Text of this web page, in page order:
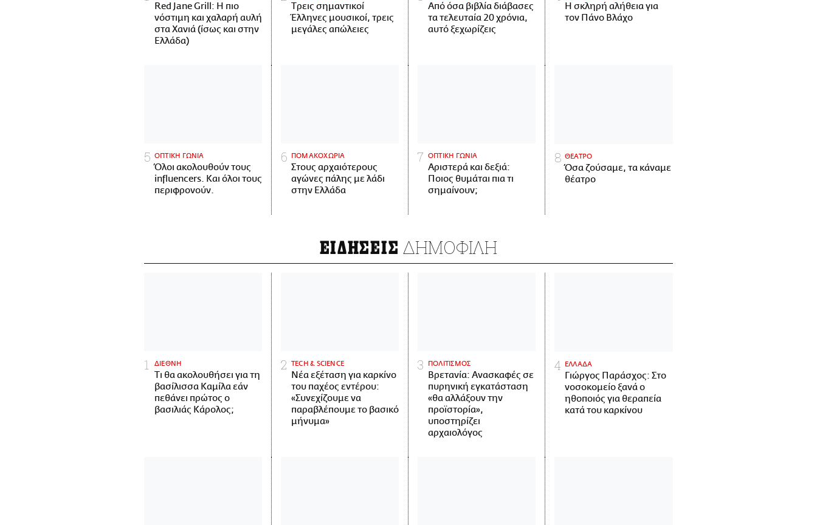
Red Jane Grill: Η πιο
νόστιμη και χαλαρή αυλή
στα Χανιά (ίσως και στην
Ελλάδα)
Tρεις σημαντικοί
Έλληνες μουσικοί, τρεις
μεγάλες απώλειες
Από όσα βιβλία διάβασες
τα τελευταία 20 χρόνια,
αυτό ξεχωρίζεις
H σκληρή αλήθεια για
τον Πάνο Βλάχο
ΟΠΤΙΚΗ ΓΩΝΙΑ
Όλοι ακολουθούν τους
influencers. Και όλοι τους
περιφρονούν.
ΠΟΜΑΚΟΧΩΡΙΑ
Στους αρχαιότερους
αγώνες πάλης με λάδι
στην Ελλάδα
ΟΠΤΙΚΗ ΓΩΝΙΑ
Αριστερά και δεξιά:
Ποιος θυμάται πια τι
σημαίνουν;
ΘΕΑΤΡΟ
Όσα ζούσαμε, τα κάναμε
θέατρο
ΕΙΔΗΣΕΙΣ ΔΗΜΟΦΙΛΗ
ΔΙΕΘΝΗ
Τι θα ακολουθήσει για τη
βασίλισσα Καμίλα εάν
πεθάνει πρώτος ο
βασιλιάς Κάρολος;
ΤECH & SCIENCE
Νέα εξέταση για καρκίνο
του παχέος εντέρου:
«Συνεχίζουμε να
παραβλέπουμε το βασικό
μήνυμα»
ΠΟΛΙΤΙΣΜΟΣ
Βρετανία: Ανασκαφές σε
πυρηνική εγκατάσταση
«θα αλλάξουν την
προϊστορία»,
υποστηρίζει
αρχαιολόγος
ΕΛΛΑΔΑ
Γιώργος Παράσχος: Στο
νοσοκομείο ξανά ο
ηθοποιός για θεραπεία
κατά του καρκίνου